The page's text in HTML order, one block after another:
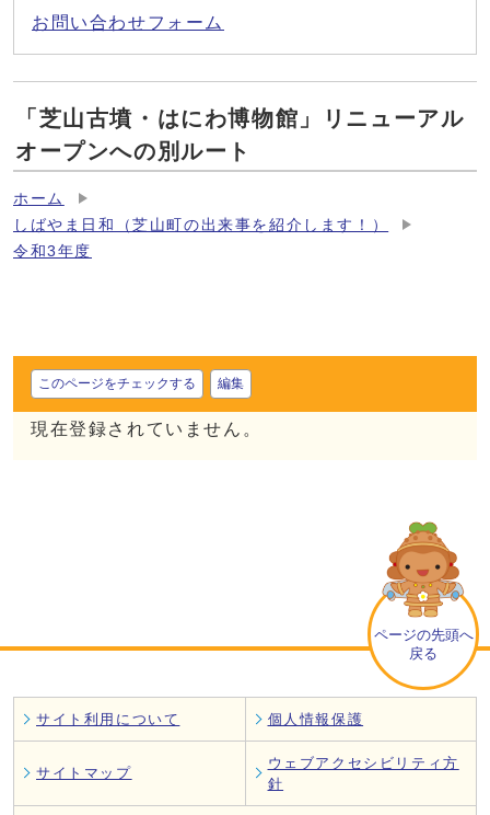
お問い合わせフォーム
「芝山古墳・はにわ博物館」リニューアル
オープンへの別ルート
ホーム
しばやま日和（芝山町の出来事を紹介します！）
令和3年度
このページをチェックする 編集
現在登録されていません。
ページの先頭へ
戻る
サイト利用について 個人情報保護
サイトマップ
ウェブアクセシビリティ方
針